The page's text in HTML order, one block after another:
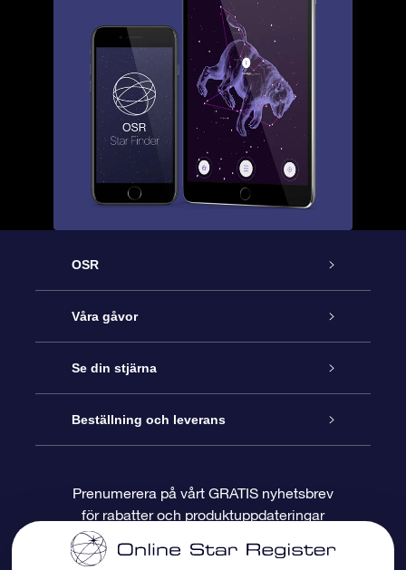
OSR
Kundtjänst
Kontakta oss
Blogg
Recensioner
Våra gåvor
Online-Stjärngåva
OSR Gåvopaket
OSR Presentkort
Se din stjärna
Stjärnregiste
Personlig Stjärnsida
Beställning och leverans
Betalningsinformation
Prenumerera på vårt GRATIS nyhetsbrev
för rabatter och produktuppdateringar